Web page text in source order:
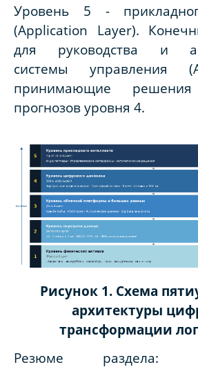
Уровень 5 -
(Application Layer).
для руководства и
системы управления
принимающие
прогнозов уровня 4.
Рисунок 1. Схема
архитектуры
трансформации
Резюме раздела: